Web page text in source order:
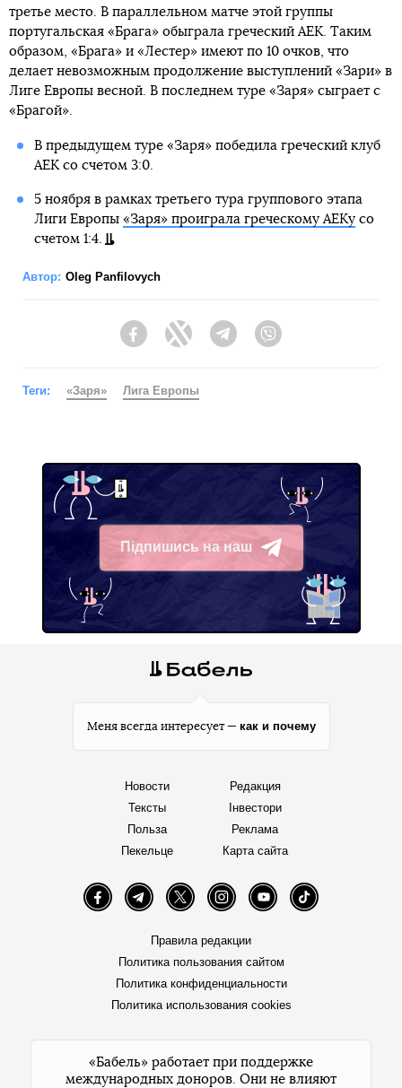
третье место. В параллельном матче этой группы
португальская «Брага» обыграла греческий АЕК. Таким
образом, «Брага» и «Лестер» имеют по 10 очков, что
делает невозможным продолжение выступлений «Зари» в
Лиге Европы весной. В последнем туре «Заря» сыграет с
«Брагой».
В предыдущем туре «Заря» победила греческий клуб
АЕК со счетом 3:0.
5 ноября в рамках третьего тура группового этапа
Лиги Европы «Заря» проиграла греческому АЕКусо
счетом 1:4.
Автор: Oleg Panfilovych
FacebookTwitter Telegram
Теги: «Заря» Лига Европы
Підпишись на наш
Telegram
Меня всегда интересует — как и почему
Новости
Тексты
Польза
Пекельце
Редакция
Інвестори
Реклама
Карта сайта
FacebookTelegramTwitter InstagramYouTube TikTok
Правила редакции
Политика пользования сайтом
Политика конфиденциальности
Политика использования cookies
«Бабель» работает при поддержке
международных доноров. Они не влияют